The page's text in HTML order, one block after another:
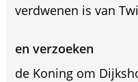
verdwenen is van
en verzoeken
de Koning om